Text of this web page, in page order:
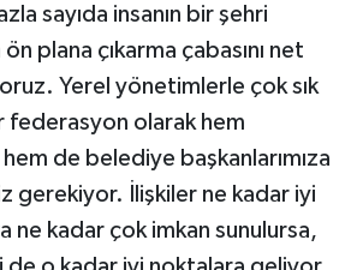
sayıda insanın bir şehri
plana çıkarma çabasını net
Yerel yönetimlerle çok sık
federasyon olarak hem
de belediye başkanlarımıza
gerekiyor. İlişkiler ne kadar iyi
ne kadar çok imkan sunulursa,